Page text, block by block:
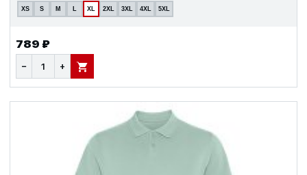
XS S M L XL 2XL 3XL 4XL 5XL
789 ₽
− + В КОРЗИНУ